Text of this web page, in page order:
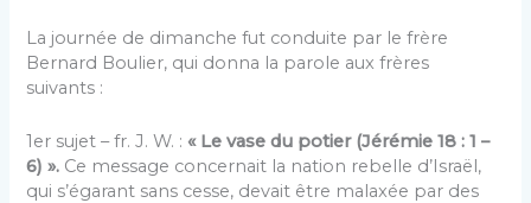
La journée de dimanche fut conduite par le frère
Bernard Boulier, qui donna la parole aux frères
suivants :
1er sujet – fr. J. W. :« Le vase du potier (Jérémie 18 : 1 –
6) ». Ce message concernait la nation rebelle d’Israël,
qui s’égarant sans cesse, devait être malaxée par des